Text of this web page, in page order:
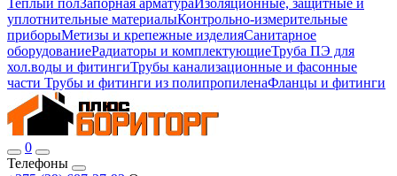
Теплый полЗапорная арматураИзоляционные, защитные и
уплотнительные материалыКонтрольно-измерительные
приборыМетизы и крепежные изделияСанитарное
оборудованиеРадиаторы и комплектующиеТруба ПЭ для
хол.воды и фитингиТрубы канализационные и фасонные
части Трубы и фитинги из полипропиленаФланцы и фитинги
0
Телефоны